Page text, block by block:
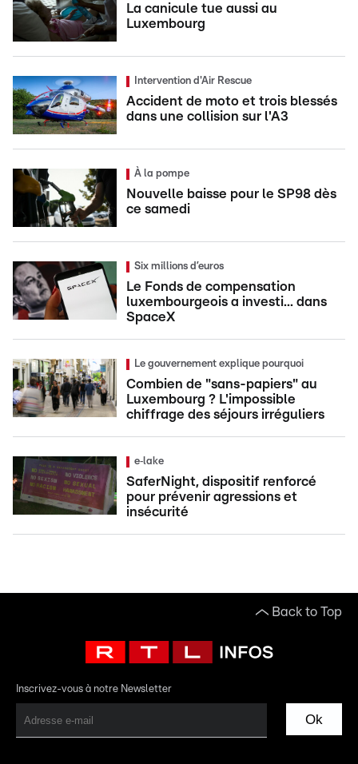
La canicule tue aussi au
Luxembourg
Intervention d'Air Rescue
Accident de moto et trois blessés
dans une collision sur l'A3
À la pompe
Nouvelle baisse pour le SP98 dès
ce samedi
Six millions d’euros
Le Fonds de compensation
luxembourgeois a investi... dans
SpaceX
Le gouvernement explique pourquoi
Combien de "sans-papiers" au
Luxembourg ? L'impossible
chiffrage des séjours irréguliers
e‑lake
SaferNight, dispositif renforcé
pour prévenir agressions et
insécurité
Back to Top
Inscrivez-vous à notre Newsletter
Ok